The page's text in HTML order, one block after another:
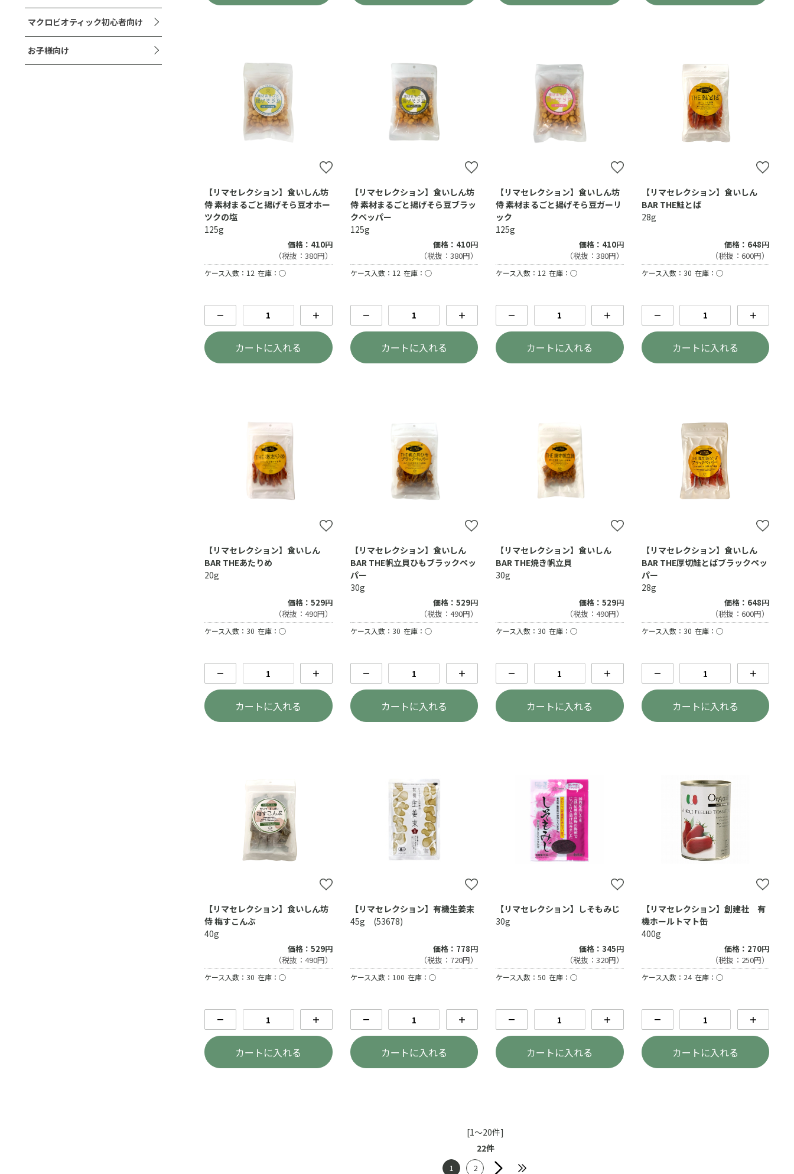
マクロビオティック初心者向け
お子様向け
【リマセレクション】食いしん坊
侍 素材まるごと揚げそら豆オホー
ツクの塩
125g
価格：410円
（税抜：380円）
ケース入数：12 在庫：○
－ ＋
カートに入れる
【リマセレクション】食いしん坊
侍 素材まるごと揚げそら豆ブラッ
クペッパー
125g
価格：410円
（税抜：380円）
ケース入数：12 在庫：○
－ ＋
カートに入れる
【リマセレクション】食いしん坊
侍 素材まるごと揚げそら豆ガーリ
ック
125g
価格：410円
（税抜：380円）
ケース入数：12 在庫：○
－ ＋
カートに入れる
【リマセレクション】食いしん
BAR THE鮭とば
28g
価格：648円
（税抜：600円）
ケース入数：30 在庫：○
－ ＋
カートに入れる
【リマセレクション】食いしん
BAR THEあたりめ
20g
価格：529円
（税抜：490円）
ケース入数：30 在庫：○
－ ＋
カートに入れる
【リマセレクション】食いしん
BAR THE帆立貝ひもブラックペッ
パー
30g
価格：529円
（税抜：490円）
ケース入数：30 在庫：○
－ ＋
カートに入れる
【リマセレクション】食いしん
BAR THE焼き帆立貝
30g
価格：529円
（税抜：490円）
ケース入数：30 在庫：○
－ ＋
カートに入れる
【リマセレクション】食いしん
BAR THE厚切鮭とばブラックペッ
パー
28g
価格：648円
（税抜：600円）
ケース入数：30 在庫：○
－ ＋
カートに入れる
【リマセレクション】食いしん坊
侍 梅すこんぶ
40g
価格：529円
（税抜：490円）
ケース入数：30 在庫：○
－ ＋
カートに入れる
【リマセレクション】有機生姜末
45g (53678)
価格：778円
（税抜：720円）
ケース入数：100 在庫：○
－ ＋
カートに入れる
【リマセレクション】しそもみじ
30g
価格：345円
（税抜：320円）
ケース入数：50 在庫：○
－ ＋
カートに入れる
【リマセレクション】創建社 有
機ホールトマト缶
400g
価格：270円
（税抜：250円）
ケース入数：24 在庫：○
－ ＋
カートに入れる
[1～20件]
22件
1 2